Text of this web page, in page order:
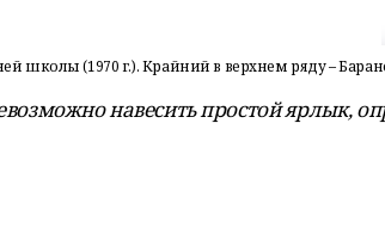
школы (1970 г.). Крайний в верхнем ряду –
навесить простой ярлык,